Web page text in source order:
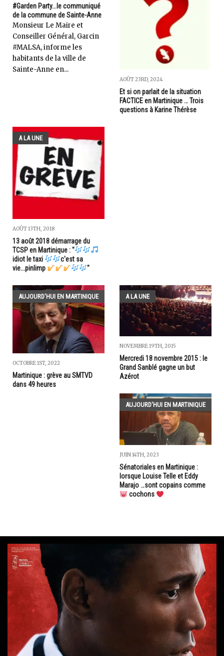
#Garden Party...le communiqué
de la commune de Sainte-Anne
Monsieur Le Maire et
Conseiller Général, Garcin
#MALSA, informe les
habitants de la ville de
Sainte-Anne en...
AOÛT 23RD, 2024
Et si on parlait de la situation
FACTICE en Martinique … Trois
questions à Karine Thérèse
A LA UNE
AOÛT 13TH, 2018
13 août 2018 démarrage du
TCSP en Martinique : "
idiot le taxi
c'est sa
vie...pinlimp
"
AUJOURD'HUI EN MARTINIQUE
OCTOBRE 1ST, 2022
Martinique : grève au SMTVD
dans 49 heures
A LA UNE
NOVEMBRE 19TH, 2015
Mercredi 18 novembre 2015 : le
Grand Sanblé gagne un but
Azérot
AUJOURD'HUI EN MARTINIQUE
JUIN 14TH, 2023
Sénatoriales en Martinique :
lorsque Louise Telle et Eddy
Marajo …sont copains comme
cochons